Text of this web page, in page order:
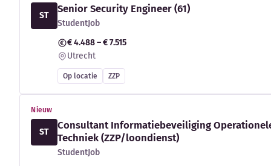
ST
Senior Security Engineer (61)
StudentJob
€ 4.488 – € 7.515
Utrecht
Op locatie ZZP
Nieuw
ST
Consultant Informatiebeveiliging
Techniek (ZZP/loondienst)
StudentJob